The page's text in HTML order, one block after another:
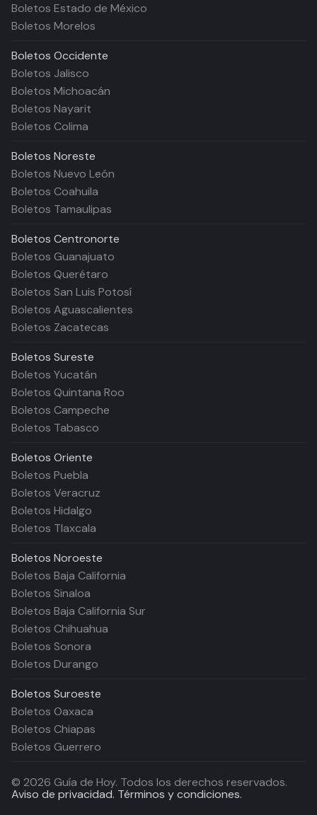
Boletos Estado de México
Boletos Morelos
Boletos Occidente
Boletos Jalisco
Boletos Michoacán
Boletos Nayarit
Boletos Colima
Boletos Noreste
Boletos Nuevo León
Boletos Coahuila
Boletos Tamaulipas
Boletos Centronorte
Boletos Guanajuato
Boletos Querétaro
Boletos San Luis Potosí
Boletos Aguascalientes
Boletos Zacatecas
Boletos Sureste
Boletos Yucatán
Boletos Quintana Roo
Boletos Campeche
Boletos Tabasco
Boletos Oriente
Boletos Puebla
Boletos Veracruz
Boletos Hidalgo
Boletos Tlaxcala
Boletos Noroeste
Boletos Baja California
Boletos Sinaloa
Boletos Baja California Sur
Boletos Chihuahua
Boletos Sonora
Boletos Durango
Boletos Suroeste
Boletos Oaxaca
Boletos Chiapas
Boletos Guerrero
© 2026 Guía de Hoy. Todos los derechos reservados.
Aviso de privacidad. Términos y condiciones.